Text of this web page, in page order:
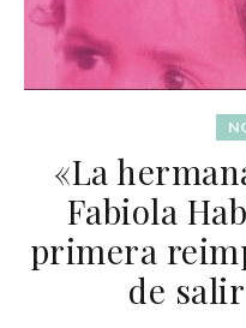
«La
Fabiola
primera
de